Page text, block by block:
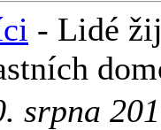
- Lidé
srpna